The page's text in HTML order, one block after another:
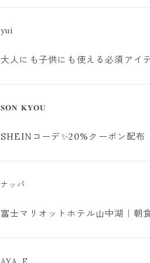
yui
大人にも子供にも使える必須アイ
𝐒𝐎𝐍 𝐊𝐘𝐎𝐔
SHEINコーデ✨20%クーポン配布
ナッパ
富士マリオットホテル山中湖｜朝